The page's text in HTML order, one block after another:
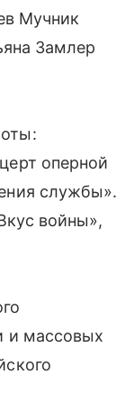
Мучник
Замлер
оперной
службы».
войны»,
и массовых